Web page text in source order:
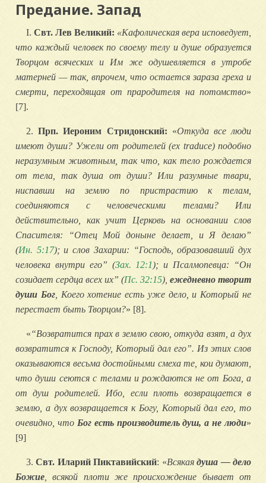
Предание. Запад
I. Свт. Лев Великий: «Кафолическая вера исповедует,
что каждый человек по своему телу и душе образуется
Творцом всяческих и Им же одушевляется в утробе
матерней — так, впрочем, что остается зараза греха и
смерти, переходящая от прародителя на потомство»
[7].
2.Прп. Иероним Стридонский: «Откуда все люди
имеют души? Ужели от родителей (ex traduce) подобно
неразумным животным, так что, как тело рождается
от тела, так душа от души? Или разумные твари,
ниспавши на землю по пристрастию к телам,
соединяются с человеческими телами? Или
действительно, как учит Церковь на основании слов
Спасителя: “Отец Мой доныне делает, и Я делаю”
(Ин. 5:17); и слов Захарии: “Господь, образовавший дух
человека внутри его” (Зах. 12:1); и Псалмопевца: “Он
созидает сердца всех их” (Пс. 32:15), ежедневно творит
души Бог, Коего хотение есть уже дело, и Который не
перестает быть Творцом?» [8].
«“Возвратится прах в землю свою, откуда взят, а дух
возвратится к Господу, Который дал его”. Из этих слов
оказываются весьма достойными смеха те, кои думают,
что души сеются с телами и рождаются не от Бога, а
от душ родителей. Ибо, если плоть возвращается в
землю, а дух возвращается к Богу, Который дал его, то
очевидно, что Бог есть производитель душ, а не люди»
[9]
3.Свт. Иларий Пиктавийский: «Всякаядуша — дело
Божие , всякой плоти же происхождение бывает от